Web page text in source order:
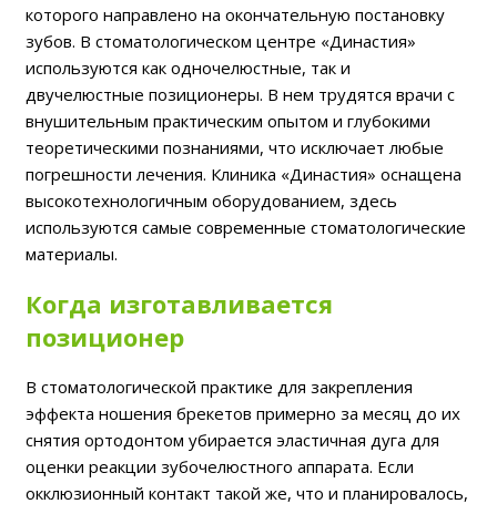
которого направлено на окончательную постановку
зубов. В стоматологическом центре «Династия»
используются как одночелюстные, так и
двучелюстные позиционеры. В нем трудятся врачи с
внушительным практическим опытом и глубокими
теоретическими познаниями, что исключает любые
погрешности лечения. Клиника «Династия» оснащена
высокотехнологичным оборудованием, здесь
используются самые современные стоматологические
материалы.
Когда изготавливается
позиционер
В стоматологической практике для закрепления
эффекта ношения брекетов примерно за месяц до их
снятия ортодонтом убирается эластичная дуга для
оценки реакции зубочелюстного аппарата. Если
окклюзионный контакт такой же, что и планировалось,